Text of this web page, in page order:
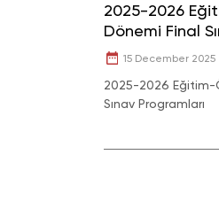
2025-2026
Dönemi Final
15 December 2025
2025-2026 Eğitim-
Sınav Programları